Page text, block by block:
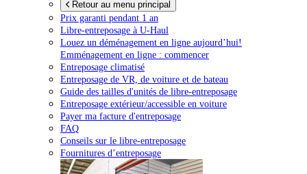
Retour au menu principal
Prix garanti pendant 1 an
Libre-entreposage à U-Haul
Louez un déménagement en ligne aujourd’hui!
Emménagement en ligne : commencer
Entreposage climatisé
Entreposage de VR, de voiture et de bateau
Guide des tailles d'unités de libre-entreposage
Entreposage extérieur/accessible en voiture
Payer ma facture d'entreposage
FAQ
Conseils sur le libre-entreposage
Fournitures d’entreposage